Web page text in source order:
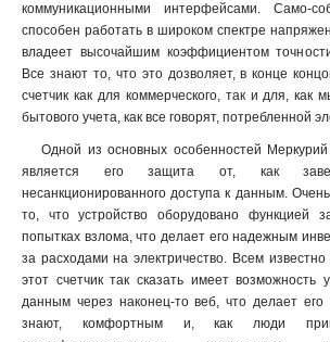
коммуникационными интерфейсами. Само-
способен работать в широком спектре
владеет высочайшим коэффициентом
Все знают то, что это дозволяет, в конце
счетчик как для коммерческого, так и для, как
бытового учета, как все говорят, потребленной
Одной из основных особенностей
является его защита от, как
несанкционированного доступа к данным.
то, что устройство оборудовано функцией
попытках взлома, что делает его надежным
за расходами на электричество. Всем
этот счетчик так сказать имеет возможность
данным через наконец-то веб, что делает
знают, комфортным и, как люди